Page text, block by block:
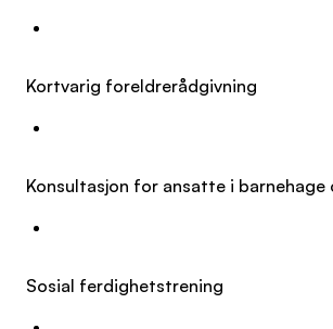
Kortvarig foreldrerådgivning
Konsultasjon for ansatte i barnehage
Sosial ferdighetstrening